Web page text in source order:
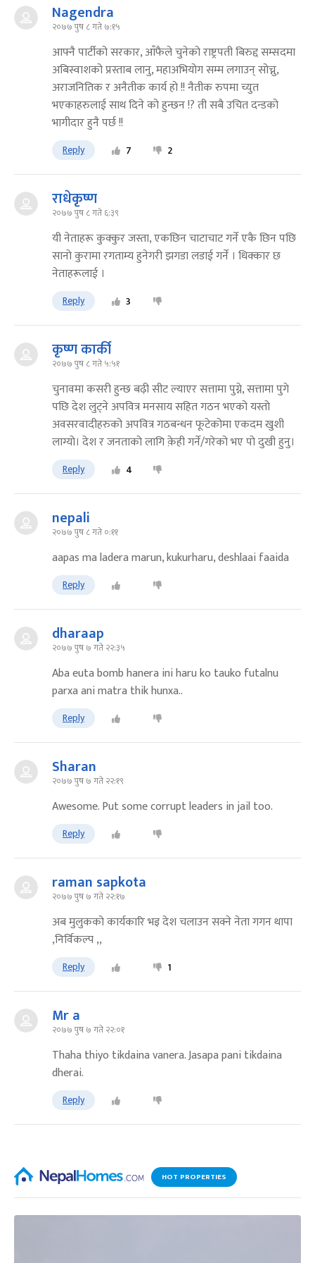
Nagendra
२०७७ पुष ८ गते ७:१५
आफ्नै पार्टीको सरकार, आँफैले चुनेको राष्ट्रपती बिरुद्द सम्सदमा
अबिस्वाशको प्रस्ताब लानु, महाअभियोग सम्म लगाउन् सोच्नु,
अराजनितिक र अनैतीक कार्य हो !! नैतीक रुपमा च्युत
भएकाहरुलाई साथ दिने को हुन्छन !? ती सबै उचित दन्डको
भागीदार हुनै पर्छ !!
Reply 7 2
राधेकृष्ण
२०७७ पुष ८ गते ६:३९
यी नेताहरू कुक्कुर जस्ता, एकछिन चाटाचाट गर्ने एकै छिन पछि
सानाे कुरामा रगताम्य हुनेगरी झगडा लडाई गर्ने । धिक्कार छ
नेताहरूलाई ।
Reply 3
कृष्ण कार्की
२०७७ पुष ८ गते ५:५१
चुनावमा कसरी हुन्छ बढ़ी सीट ल्याएर सत्तामा पुग्ने, सत्तामा पुगे
पछि देश लुट्ने अपवित्र मनसाय सहित गठन भएको यस्तो
अवसरवादीहरुको अपवित्र गठबन्धन फूटेकोमा एकदम खुशी
लाग्यो। देश र जनताको लागि क़ेही गर्ने/गरेको भए पो दुखी हुनु।
Reply 4
nepali
२०७७ पुष ८ गते ०:११
aapas ma ladera marun, kukurharu, deshlaai faaida
Reply
dharaap
२०७७ पुष ७ गते २२:३५
Aba euta bomb hanera ini haru ko tauko futalnu
parxa ani matra thik hunxa..
Reply
Sharan
२०७७ पुष ७ गते २२:१९
Awesome. Put some corrupt leaders in jail too.
Reply
raman sapkota
२०७७ पुष ७ गते २२:१७
अब मुलुकको कार्यकारि भइ देश चलाउन सक्ने नेता गगन थापा
,निर्विकल्प ,,
Reply 1
Mr a
२०७७ पुष ७ गते २२:०१
Thaha thiyo tikdaina vanera. Jasapa pani tikdaina
dherai.
Reply
HOT PROPERTIES